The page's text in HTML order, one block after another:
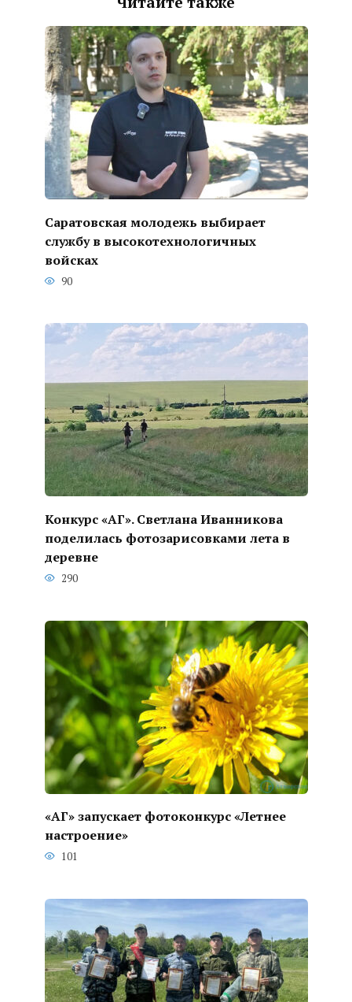
Саратовская молодежь выбирает
службу в высокотехнологичных
войсках
90
Конкурс «АГ». Светлана Иванникова
поделилась фотозарисовками лета в
деревне
290
«АГ» запускает фотоконкурс «Летнее
настроение»
101